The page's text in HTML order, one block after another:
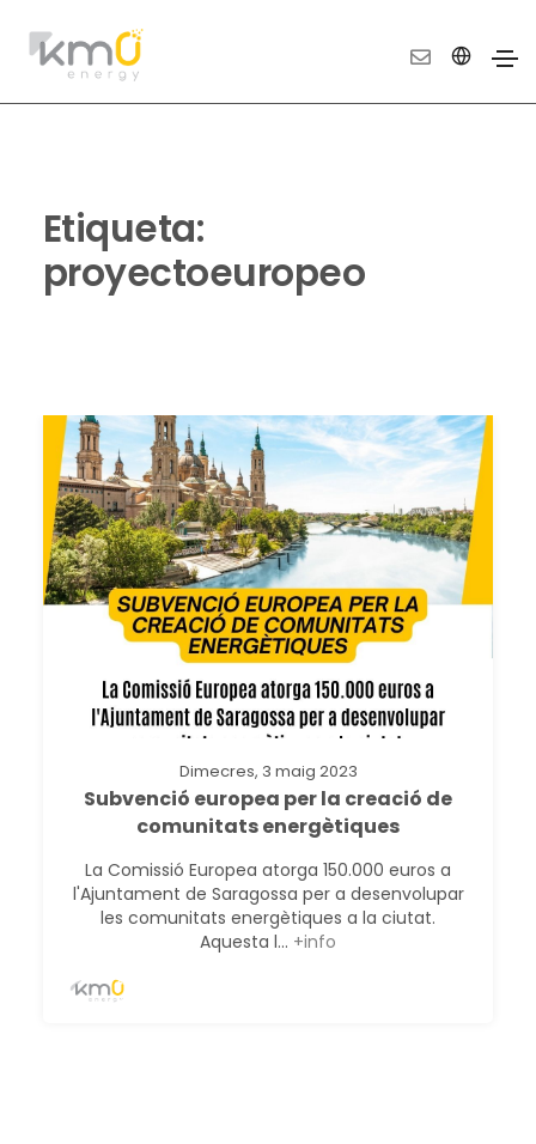
Etiqueta:
proyectoeuropeo
Dimecres, 3 maig 2023
Subvenció europea per la creació de
comunitats energètiques
La Comissió Europea atorga 150.000 euros a
l'Ajuntament de Saragossa per a desenvolupar
les comunitats energètiques a la ciutat.
Aquesta l... +info